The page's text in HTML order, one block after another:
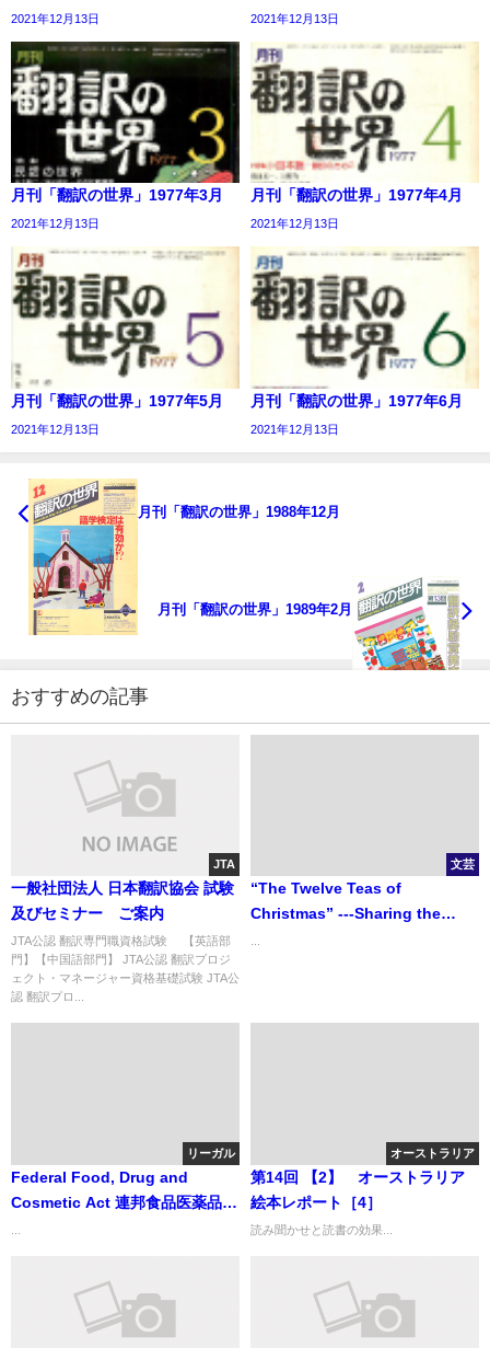
2021年12月13日 2021年12月13日
月刊「翻訳の世界」1977年3月
2021年12月13日
月刊「翻訳の世界」1977年4月
2021年12月13日
月刊「翻訳の世界」1977年5月
2021年12月13日
月刊「翻訳の世界」1977年6月
2021年12月13日
月刊「翻訳の世界」1988年12月
月刊「翻訳の世界」1989年2月
おすすめの記事
JTA
一般社団法人 日本翻訳協会 試験
及びセミナー ご案内
JTA公認 翻訳専門職資格試験 【英語部
門】【中国語部門】 JTA公認 翻訳プロジ
ェクト・マネージャー資格基礎試験 JTA公
認 翻訳プロ...
文芸
“The Twelve Teas of
Christmas” ---Sharing the
リーガル
Federal Food, Drug and
Cosmetic Act 連邦食品医薬品化
オーストラリア
第14回 【2】 オーストラリア
絵本レポート［4］
読み聞かせと読書の効果...